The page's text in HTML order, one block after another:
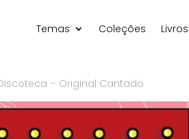
Temas Coleções Livros
– Original Cantado